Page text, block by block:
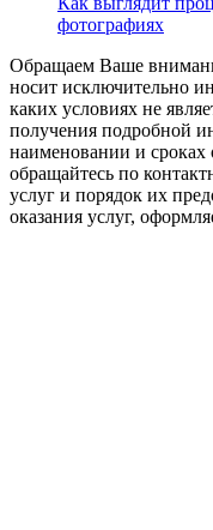
фотографиях
Обращаем Ваше
носит исключительно
каких условиях не
получения подробной
наименовании и сроках
обращайтесь по
услуг и порядок их
оказания услуг,